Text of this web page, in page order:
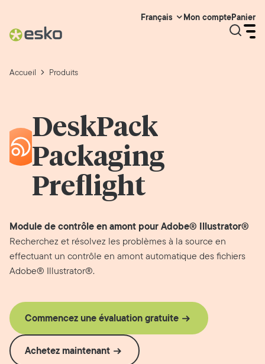
Français Mon comptePanier
Accueil Produits
DeskPack
Packaging
Preflight
Module de contrôle en amont pour Adobe® Illustrator®
Recherchez et résolvez les problèmes à la source en
effectuant un contrôle en amont automatique des fichiers
Adobe® Illustrator®.
Commencez une évaluation gratuite
Achetez maintenant